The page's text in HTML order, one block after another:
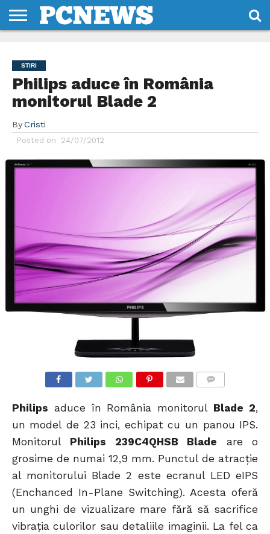
NOI
SI
CONDITII
STIRI
Philips aduce în România
monitorul Blade 2
By Cristi
Posted on 24/07/2012
Philips aduce în România monitorul Blade 2,
un model de 23 inci, echipat cu un panou IPS.
Monitorul Philips 239C4QHSB Blade are o
grosime de numai 12,9 mm. Punctul de atracție
al monitorului Blade 2 este ecranul LED eIPS
(Enchanced In-Plane Switching). Acesta oferă
un unghi de vizualizare mare fără să sacrifice
vibrația culorilor sau detaliile imaginii. La fel ca